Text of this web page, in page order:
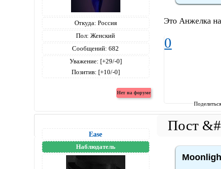
Откуда: Россия
Пол: Женский
Сообщений: 682
Уважение: [+29/-0]
Позитив: [+10/-0]
Это Анжелка
0
Ease
Наблюдатель